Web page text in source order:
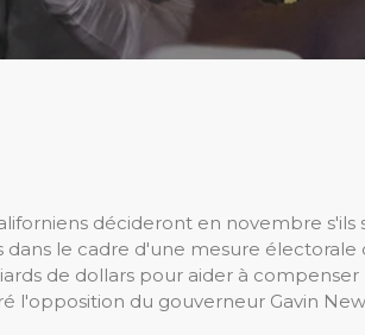
décideront en novembre
dans le cadre d'une mesure électorale
de dollars pour aider à
l'opposition du gouverneur Gavin